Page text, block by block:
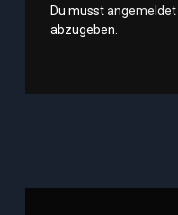
Du musstangemeldet
abzugeben.